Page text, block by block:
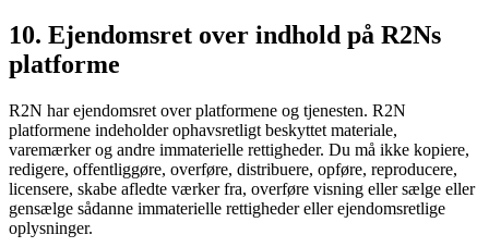
10. Ejendomsret over indhold på R2Ns
platforme
R2N har ejendomsret over platformene og tjenesten. R2N
platformene indeholder ophavsretligt beskyttet materiale,
varemærker og andre immaterielle rettigheder. Du må ikke kopiere,
redigere, offentliggøre, overføre, distribuere, opføre, reproducere,
licensere, skabe afledte værker fra, overføre visning eller sælge eller
gensælge sådanne immaterielle rettigheder eller ejendomsretlige
oplysninger.